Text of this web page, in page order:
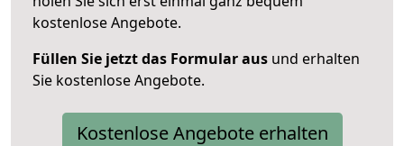
kostenlose Angebote.
Füllen Sie jetzt das Formular aus und erhalten
Sie kostenlose Angebote.
Kostenlose Angebote erhalten